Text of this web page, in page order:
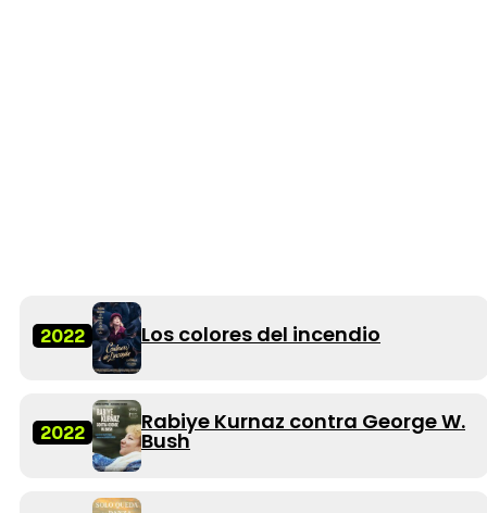
2022 Los colores del incendio
2022 Rabiye Kurnaz contra George W.
Bush